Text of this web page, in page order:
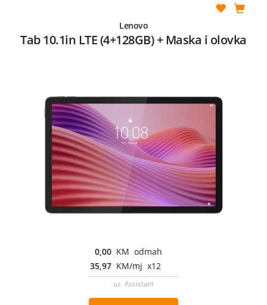
Lenovo
Tab 10.1in LTE (4+128GB) + Maska i olovka
0,00 KM odmah
35,97 KM/mj x12
uz Assistant